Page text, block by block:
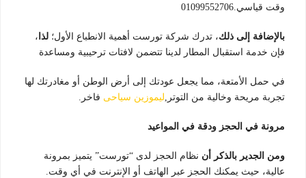
وقت قياسي.01099552706
بالإضافة إلى ذلك، تدرك شركة تورست أهمية الانطباع الأول؛ لذا ،
فإن خدمة استقبال المطار لدينا تتضمن لافتات ترحيبية ومساعدة
في حمل الأمتعة، مما يجعل عودتك إلى أرض الوطن أو مغادرتك لها
تجربة مريحة وخالية من التوتر,ليموزين سياحى فاخر.
مرونة في الحجز ودقة في المواعيد
ومن الجدير بالذكر أن نظام الحجز لدى “تورست” يتميز بمرونة
عالية، حيث يمكنك الحجز عبر الهاتف أو الإنترنت في أي وقت.